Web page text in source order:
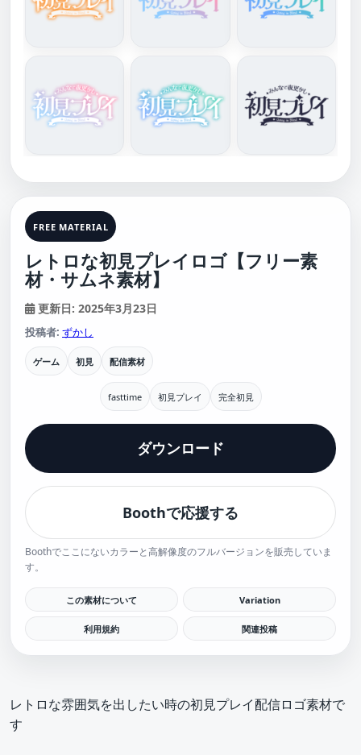
FREE MATERIAL
レトロな初見プレイロゴ【フリー素
材・サムネ素材】
更新日: 2025年3月23日
投稿者: ずかし
ゲーム 初見 配信素材
fasttime 初見プレイ 完全初見
ダウンロード
Boothで応援する
Boothでここにないカラーと高解像度のフルバージョンを販売していま
す。
この素材について Variation
利用規約 関連投稿
レトロな雰囲気を出したい時の初見プレイ配信ロゴ素材で
す